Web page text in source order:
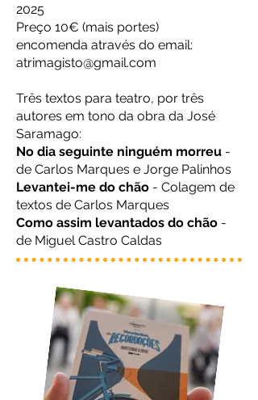
2025
Preço 10€ (mais portes)
encomenda através do email:
atrimagisto@gmail.com
Três textos para teatro, por três
autores em tono da obra da José
Saramago:
No dia seguinte ninguém morreu -
de Carlos Marques e Jorge Palinhos
Levantei-me do chão - Colagem de
textos de Carlos Marques
Como assim levantados do chão -
de Miguel Castro Caldas